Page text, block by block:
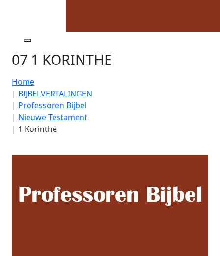
07 1 KORINTHE
Home
| BIJBELVERTALINGEN
| Professoren Bijbel
| Nieuwe Testament
| 1 Korinthe